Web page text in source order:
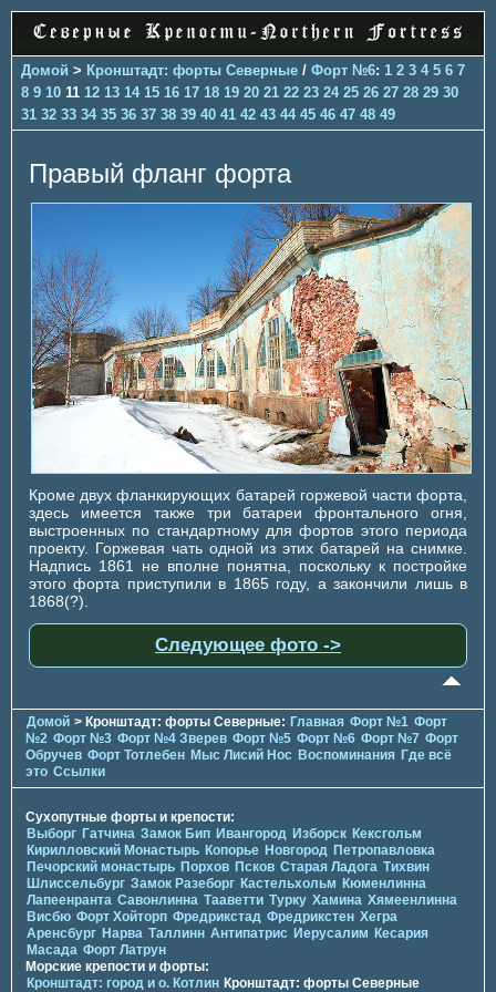
Домой > Кронштадт: форты Северные / Форт №6: 1 2 3 4 5 6 7
8 9 10 11 12 13 14 15 16 17 18 19 20 21 22 23 24 25 26 27 28 29 30
31 32 33 34 35 36 37 38 39 40 41 42 43 44 45 46 47 48 49
Правый фланг форта
Кроме двух фланкирующих батарей горжевой части форта,
здесь имеется также три батареи фронтального огня,
выстроенных по стандартному для фортов этого периода
проекту. Горжевая чать одной из этих батарей на снимке.
Надпись 1861 не вполне понятна, поскольку к постройке
этого форта приступили в 1865 году, а закончили лишь в
1868(?).
Следующее фото ->
Домой > Кронштадт: форты Северные: Главная Форт №1 Форт
№2 Форт №3 Форт №4 Зверев Форт №5 Форт №6 Форт №7 Форт
Обручев Форт Тотлебен Мыс Лисий Нос Воспоминания Где всё
это Ссылки
Сухопутные форты и крепости:
Выборг Гатчина Замок Бип Ивангород Изборск Кексгольм
Кирилловский Монастырь Копорье Новгород Петропавловка
Печорcкий монастырь Порхов Псков Старая Ладога Тихвин
Шлиссельбург Замок Разеборг Кастельхольм Кюменлинна
Лапеенранта Савонлинна Тааветти Турку Хамина Хямеенлинна
Висбю Форт Хойторп Фредрикстад Фредрикстен Хегра
Аренсбург Нарва Таллинн Антипатрис Иерусалим Кесария
Масада Форт Латрун
Морские крепости и форты:
Кронштадт: город и о. Котлин Кронштадт: форты Северные